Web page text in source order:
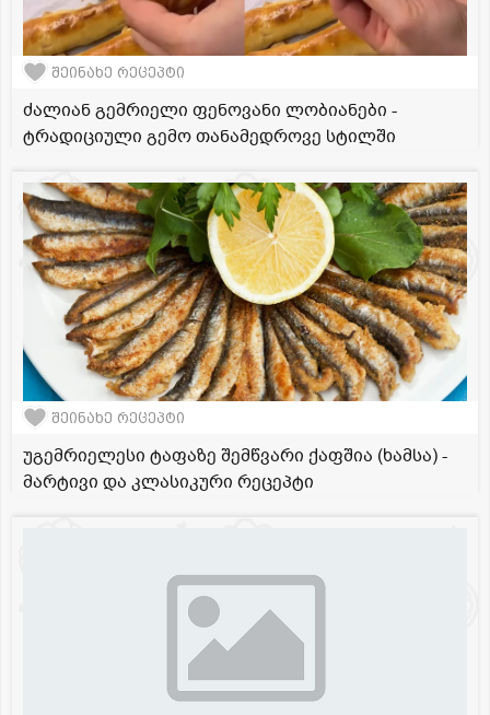
შეინახე რეცეპტი
ძალიან გემრიელი ფენოვანი ლობიანები -
ტრადიციული გემო თანამედროვე სტილში
შეინახე რეცეპტი
უგემრიელესი ტაფაზე შემწვარი ქაფშია (ხამსა) -
მარტივი და კლასიკური რეცეპტი